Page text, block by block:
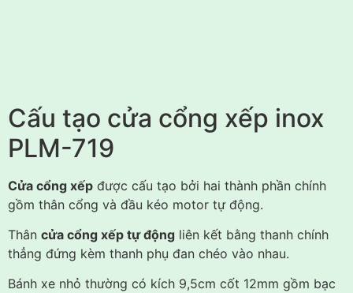
Cấu tạo cửa cổng xếp inox
PLM-719
Cửa cổng xếp được cấu tạo bởi hai thành phần chính
gồm thân cổng và đầu kéo motor tự động.
Thân cửa cổng xếp tự động liên kết bằng thanh chính
thẳng đứng kèm thanh phụ đan chéo vào nhau.
Bánh xe nhỏ thường có kích 9,5cm cốt 12mm gồm bạc